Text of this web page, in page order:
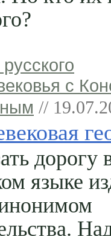
с
//
дорогу
языке